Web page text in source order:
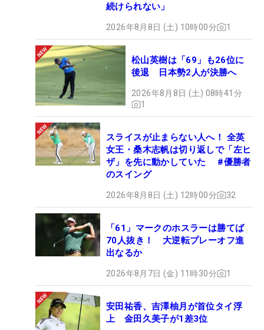
続けられない」
2026年8月8日 (土) 10時00分 1
松山英樹は「69」も26位に
後退 日本勢2人が決勝へ
2026年8月8日 (土) 08時41分
1
スライスが止まらない人へ！ 全英
女王・桑木志帆は切り返しで「左ヒ
ザ」を先に動かしていた #優勝者
のスイング
2026年8月8日 (土) 12時00分 32
「61」マークのホスラーは勝てば
70人抜き！ 大逆転プレーオフ進
出なるか
2026年8月7日 (金) 11時30分 1
安田祐香、吉澤柚月が首位タイ浮
上 金田久美子が1差3位